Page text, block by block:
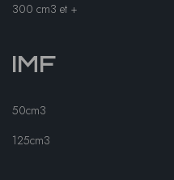
300 cm3 et +
IMF
50cm3
125cm3